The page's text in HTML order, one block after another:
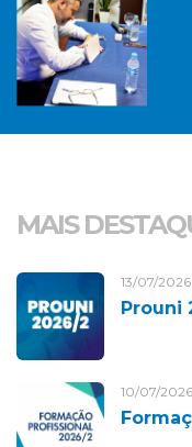
MAIS
13/07/2026
Prouni
10/07/2026